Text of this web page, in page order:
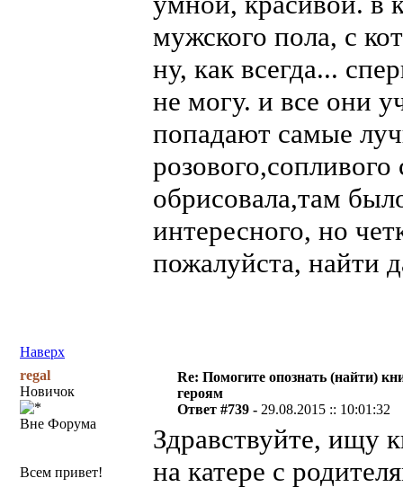
мужского пола, с
ну, как всегда...
не могу. и все они
попадают самые
обрисовала,там
интересного, но
пожалуйста, найти
Наверх
regal
Новичок
Вне Форума
Всем привет!
Re: Помогите опознать (найти)
героям
Ответ #739 - 29.08.2015 :: 10:01:32
Здравствуйте, ищу
на катере с